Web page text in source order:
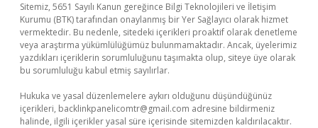
Sitemiz, 5651 Sayılı Kanun gereğince Bilgi Teknolojileri ve İletişim
Kurumu (BTK) tarafından onaylanmış bir Yer Sağlayıcı olarak hizmet
vermektedir. Bu nedenle, sitedeki içerikleri proaktif olarak denetleme
veya araştırma yükümlülüğümüz bulunmamaktadır. Ancak, üyelerimiz
yazdıkları içeriklerin sorumluluğunu taşımakta olup, siteye üye olarak
bu sorumluluğu kabul etmiş sayılırlar.
Hukuka ve yasal düzenlemelere aykırı olduğunu düşündüğünüz
içerikleri, backlinkpanelicomtr@gmail.com adresine bildirmeniz
halinde, ilgili içerikler yasal süre içerisinde sitemizden kaldırılacaktır.